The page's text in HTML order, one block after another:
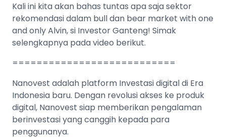
Kali ini kita akan bahas tuntas apa saja sektor
rekomendasi dalam bull dan bear market with one
and only Alvin, si Investor Ganteng! Simak
selengkapnya pada video berikut.
===========================
Nanovest adalah platform Investasi digital di Era
Indonesia baru. Dengan revolusi akses ke produk
digital, Nanovest siap memberikan pengalaman
berinvestasi yang canggih kepada para
penggunanya.